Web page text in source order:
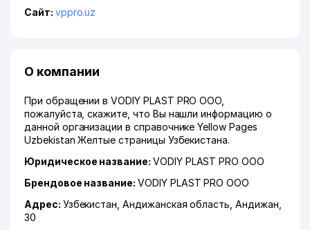
Сайт: vppro.uz
О компании
При обращении в VODIY PLAST PRO ООО,
пожалуйста, скажите, что Вы нашли информацию о
данной организации в справочнике Yellow Pages
Uzbekistan Желтые страницы Узбекистана.
Юридическое название: VODIY PLAST PRO ООО
Брендовое название: VODIY PLAST PRO ООО
Адрес: Узбекистан,Андижанская область ,Андижан
30